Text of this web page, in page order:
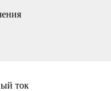
ток